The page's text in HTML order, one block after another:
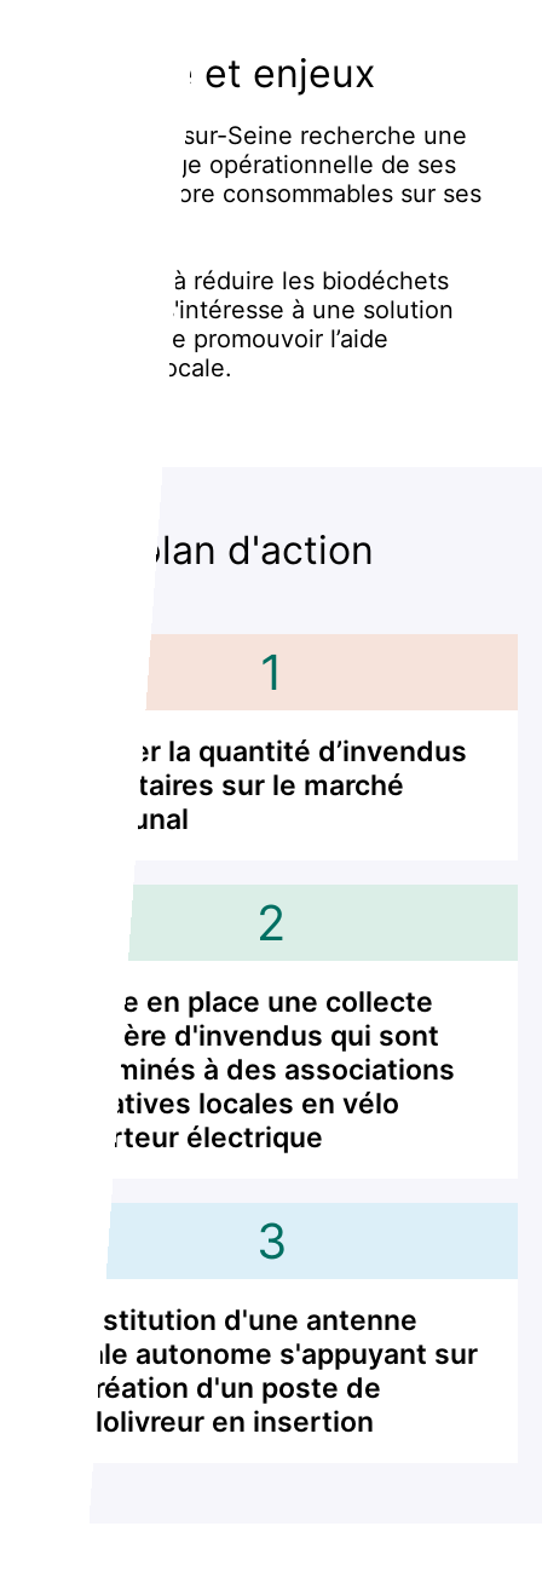
Contexte et enjeux
La ville d’Ivry-sur-Seine recherche une
prise en charge opérationnelle de ses
invendus encore consommables sur ses
Elle cherche à réduire les biodéchets
produits, et s'intéresse à une solution
permettant de promouvoir l’aide
alimentaire locale.
Notre plan d'action
1
Mesurer la quantité d’invendus
alimentaires sur le marché
communal
2
Mettre en place une collecte
régulière d'invendus qui sont
acheminés à des associations
caritatives locales en vélo
triporteur électrique
3
Constitution d'une antenne
locale autonome s'appuyant sur
la création d'un poste de
cyclolivreur en insertion